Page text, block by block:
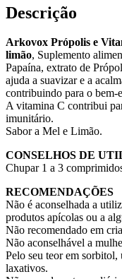
Descrição
Arkovox Própolis e
limão, Suplemento
Papaína, extrato de
ajuda a suavizar e a
contribuindo para o bem-
A vitamina C contribui
imunitário.
Sabor a Mel e Limão.
CONSELHOS DE
Chupar 1 a 3
RECOMENDAÇÕES
Não é aconselhada a
produtos apícolas ou a
Não recomendado em
Não aconselhável a
Pelo seu teor em
laxativos.